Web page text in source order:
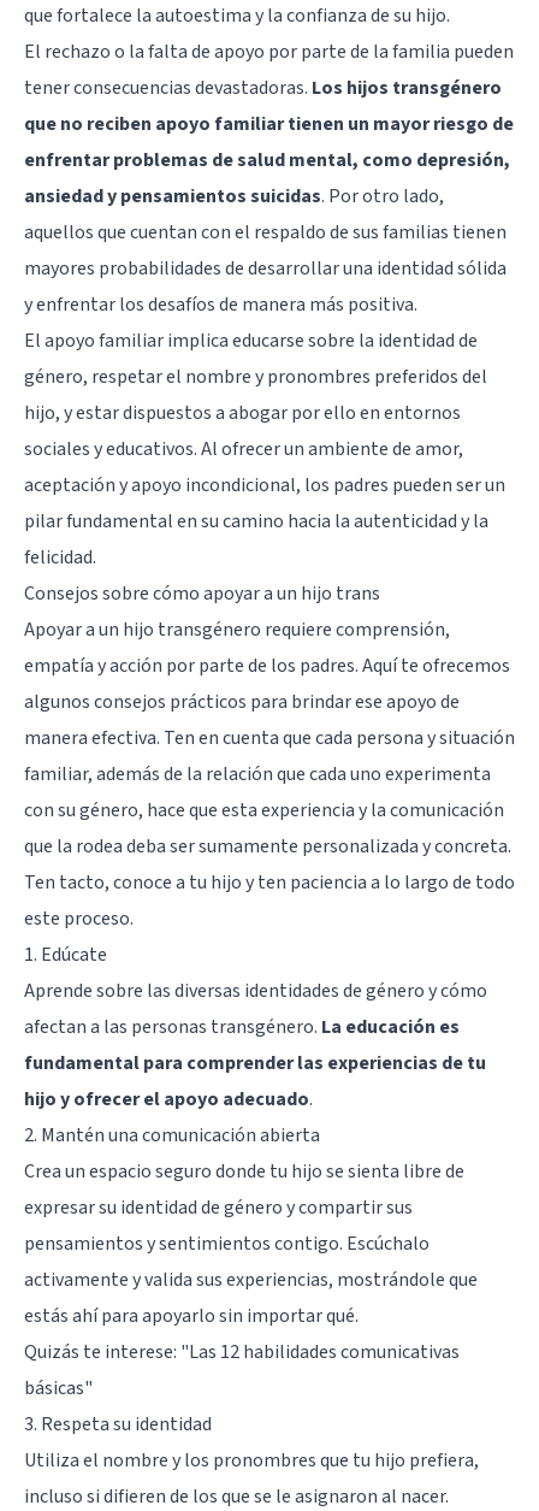
que fortalece la autoestima y la confianza de su hijo.
El rechazo o la falta de apoyo por parte de la familia pueden
tener consecuencias devastadoras. Los hijos transgénero
que no reciben apoyo familiar tienen un mayor riesgo de
enfrentar problemas de salud mental, como depresión,
ansiedad y pensamientos suicidas. Por otro lado,
aquellos que cuentan con el respaldo de sus familias tienen
mayores probabilidades de desarrollar una identidad sólida
y enfrentar los desafíos de manera más positiva.
El apoyo familiar implica educarse sobre la identidad de
género, respetar el nombre y pronombres preferidos del
hijo, y estar dispuestos a abogar por ello en entornos
sociales y educativos. Al ofrecer un ambiente de amor,
aceptación y apoyo incondicional, los padres pueden ser un
pilar fundamental en su camino hacia la autenticidad y la
felicidad.
Consejos sobre cómo apoyar a un hijo trans
Apoyar a un hijo transgénero requiere comprensión,
empatía y acción por parte de los padres. Aquí te ofrecemos
algunos consejos prácticos para brindar ese apoyo de
manera efectiva. Ten en cuenta que cada persona y situación
familiar, además de la relación que cada uno experimenta
con su género, hace que esta experiencia y la comunicación
que la rodea deba ser sumamente personalizada y concreta.
Ten tacto, conoce a tu hijo y ten paciencia a lo largo de todo
este proceso.
1. Edúcate
Aprende sobre las diversas identidades de género y cómo
afectan a las personas transgénero. La educación es
fundamental para comprender las experiencias de tu
hijo y ofrecer el apoyo adecuado.
2. Mantén una comunicación abierta
Crea un espacio seguro donde tu hijo se sienta libre de
expresar su identidad de género y compartir sus
pensamientos y sentimientos contigo. Escúchalo
activamente y valida sus experiencias, mostrándole que
estás ahí para apoyarlo sin importar qué.
Quizás te interese: "Las 12 habilidades comunicativas
básicas"
3. Respeta su identidad
Utiliza el nombre y los pronombres que tu hijo prefiera,
incluso si difieren de los que se le asignaron al nacer.